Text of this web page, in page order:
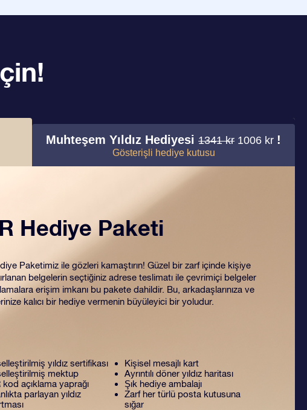
Muhteşem Yıldız Hediyesi1341 kr 1006 kr !
Gösterişli hediye kutusu
Hediye Paketi
Paketimiz ile gözleri kamaştırın! Güzel bir zarf içinde kişiye
belgelerin seçtiğiniz adrese teslimatı ile çevrimiçi belgeler
erişim imkanı bu pakete dahildir. Bu, arkadaşlarınıza ve
kalıcı bir hediye vermenin büyüleyici bir yoludur.
yıldız sertifikası
mektup
kod açıklama yaprağı
parlayan yıldız
Kişisel mesajlı kart
Ayrıntılı döner yıldız haritası
Şık hediye ambalajı
Zarf her türlü posta kutusuna
sığar